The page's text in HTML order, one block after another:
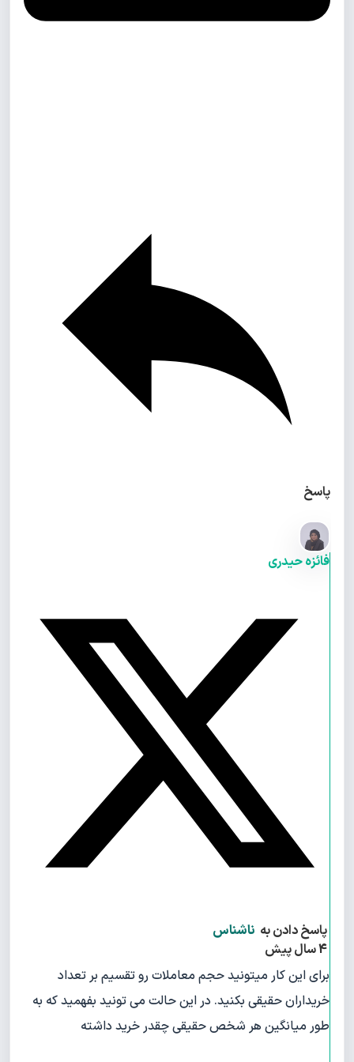
پاسخ
فائزه حیدری
پاسخ دادن به ناشناس
برای این کار میتونید حجم معاملات رو تقسیم بر تعداد
خریداران حقیقی بکنید. در این حالت می تونید بفهمید که به
طور میانگین هر شخص حقیقی چقدر خرید داشته